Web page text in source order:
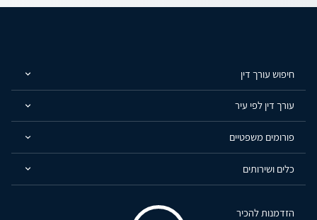
חיפוש עורך דין
עורך דין לפי עיר
פורומים משפטיים
כלים ושירותים
הזדמנות להכיר